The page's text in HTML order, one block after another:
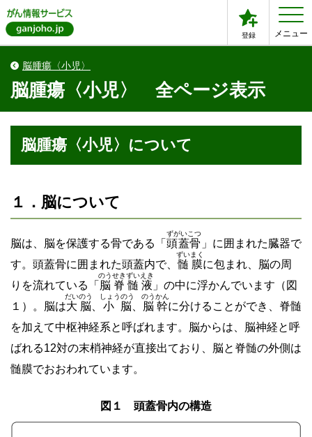
登録 メニュー
脳腫瘍〈小児〉
脳腫瘍〈小児〉 全ページ表示
脳腫瘍〈小児〉について
１．脳について
脳は、脳を保護する骨である「 頭蓋骨
ずがいこつ
」に囲まれた臓器で
す。頭蓋骨に囲まれた頭蓋内で、 髄膜
ずいまく
に包まれ、脳の周
りを流れている「 脳脊髄液
のうせきずいえき
」の中に浮かんでいます（図
１）。脳は大脳
だいのう
小脳
しょうのう
脳幹
のうかん
に分けることができ、脊髄
を加えて中枢神経系と呼ばれます。脳からは、脳神経と呼
ばれる12対の末梢神経が直接出ており、脳と脊髄の外側は
髄膜でおおわれています。
図１ 頭蓋骨内の構造